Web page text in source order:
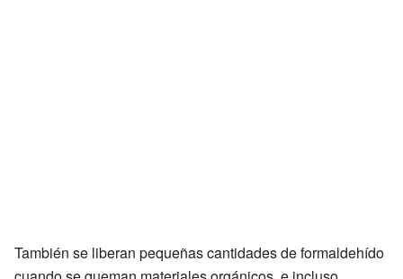
También se liberan pequeñas cantidades de formaldehído